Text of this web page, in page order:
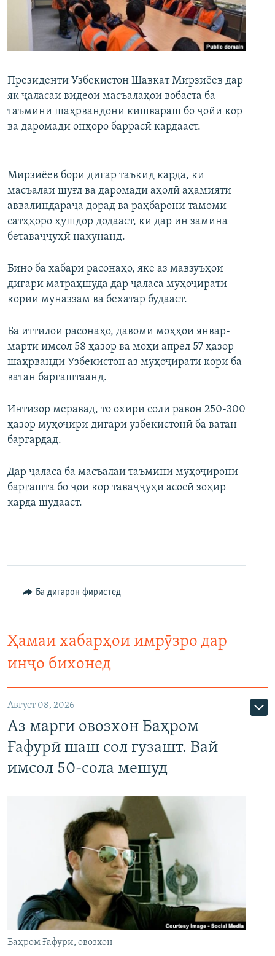
ГУЗОРИШҲОИ РАДИОӢ
Русский
Президенти Узбекистон Шавкат Мирзиёев дар
як ҷаласаи видеоӣ масъалаҳои вобаста ба
таъмини шаҳрвандони кишвараш бо ҷойи кор
ва даромади онҳоро баррасӣ кардааст.
Мирзиёев бори дигар таъкид карда, ки
масъалаи шуғл ва даромади аҳолӣ аҳамияти
аввалиндараҷа дорад ва раҳбарони тамоми
сатҳҳоро ҳушдор додааст, ки дар ин замина
бетаваҷҷуҳӣ накунанд.
Бино ба хабари расонаҳо, яке аз мавзуъҳои
дигари матраҳшуда дар ҷаласа муҳоҷирати
кории муназзам ва бехатар будааст.
Ба иттилои расонаҳо, давоми моҳҳои январ-
марти имсол 58 ҳазор ва моҳи апрел 57 ҳазор
шаҳрванди Узбекистон аз муҳоҷирати корӣ ба
ватан баргаштаанд.
Интизор меравад, то охири соли равон 250-300
ҳазор муҳоҷири дигари узбекистонӣ ба ватан
баргардад.
Дар ҷаласа ба масъалаи таъмини муҳоҷирони
баргашта бо ҷои кор таваҷҷуҳи асосӣ зоҳир
карда шудааст.
Ба дигарон фиристед
Ҳамаи хабарҳои имрӯзро дар
инҷо бихонед
Август 08, 2026
Аз марги овозхон Баҳром
Ғафурӣ шаш сол гузашт. Вай
имсол 50-сола мешуд
Баҳром Ғафурӣ, овозхон